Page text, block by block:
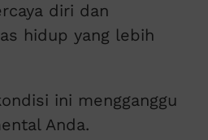
diri dan
hidup yang lebih
ini mengganggu
Anda.